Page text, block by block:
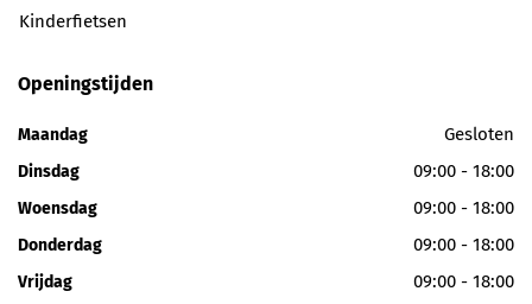
Kinderfietsen
Openingstijden
Maandag Gesloten
Dinsdag 09:00 - 18:00
Woensdag 09:00 - 18:00
Donderdag 09:00 - 18:00
Vrijdag 09:00 - 18:00